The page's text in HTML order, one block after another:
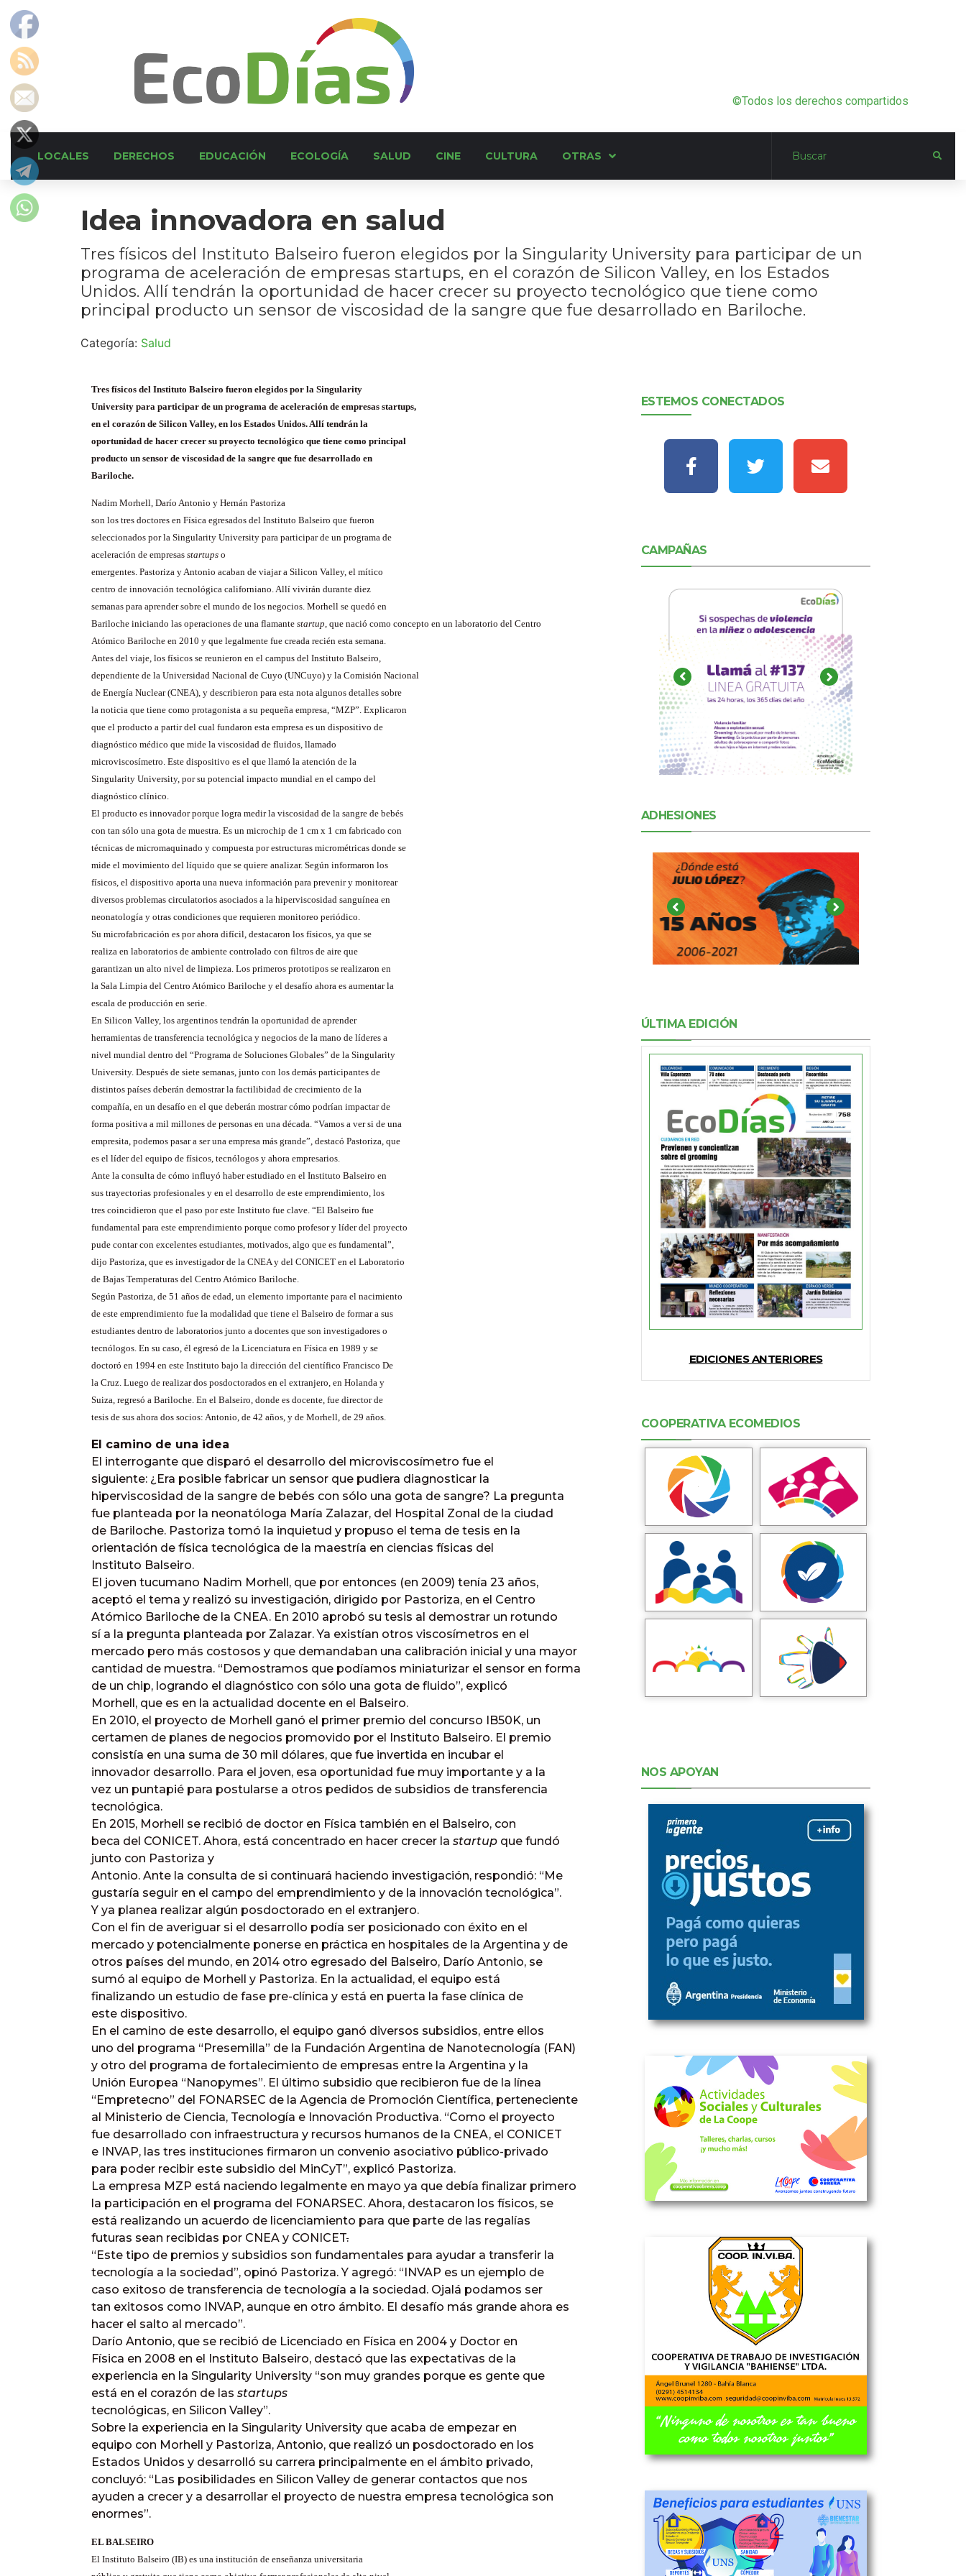
©Todos los derechos compartidos
LOCALES DERECHOS EDUCACIÓN ECOLOGÍA SALUD CINE CULTURA OTRAS
Idea innovadora en salud
Tres físicos del Instituto Balseiro fueron elegidos por la Singularity University para participar de un
programa de aceleración de empresas startups, en el corazón de Silicon Valley, en los Estados
Unidos. Allí tendrán la oportunidad de hacer crecer su proyecto tecnológico que tiene como
principal producto un sensor de viscosidad de la sangre que fue desarrollado en Bariloche.
Categoría: Salud
Tres físicos del Instituto Balseiro fueron elegidos por la Singularity
University para participar de un programa de aceleración de empresas startups,
en el corazón de Silicon Valley, en los Estados Unidos. Allí tendrán la
oportunidad de hacer crecer su proyecto tecnológico que tiene como principal
producto un sensor de viscosidad de la sangre que fue desarrollado en
Bariloche.
Nadim Morhell, Darío Antonio y Hernán Pastoriza
son los tres doctores en Física egresados del Instituto Balseiro que fueron
seleccionados por la Singularity University para participar de un programa de
aceleración de empresas startups o
emergentes. Pastoriza y Antonio acaban de viajar a Silicon Valley, el mítico
centro de innovación tecnológica californiano. Allí vivirán durante diez
semanas para aprender sobre el mundo de los negocios. Morhell se quedó en
Bariloche iniciando las operaciones de una flamante startup, que nació como concepto en un laboratorio del Centro
Atómico Bariloche en 2010 y que legalmente fue creada recién esta semana.
Antes del viaje, los físicos se reunieron en el campus del Instituto Balseiro,
dependiente de la Universidad Nacional de Cuyo (UNCuyo) y la Comisión Nacional
de Energía Nuclear (CNEA), y describieron para esta nota algunos detalles sobre
la noticia que tiene como protagonista a su pequeña empresa, “MZP”. Explicaron
que el producto a partir del cual fundaron esta empresa es un dispositivo de
diagnóstico médico que mide la viscosidad de fluidos, llamado
microviscosímetro. Este dispositivo es el que llamó la atención de la
Singularity University, por su potencial impacto mundial en el campo del
diagnóstico clínico.
El producto es innovador porque logra medir la viscosidad de la sangre de bebés
con tan sólo una gota de muestra. Es un microchip de 1 cm x 1 cm fabricado con
técnicas de micromaquinado y compuesta por estructuras micrométricas donde se
mide el movimiento del líquido que se quiere analizar. Según informaron los
físicos, el dispositivo aporta una nueva información para prevenir y monitorear
diversos problemas circulatorios asociados a la hiperviscosidad sanguínea en
neonatología y otras condiciones que requieren monitoreo periódico.
Su microfabricación es por ahora difícil, destacaron los físicos, ya que se
realiza en laboratorios de ambiente controlado con filtros de aire que
garantizan un alto nivel de limpieza. Los primeros prototipos se realizaron en
la Sala Limpia del Centro Atómico Bariloche y el desafío ahora es aumentar la
escala de producción en serie.
En Silicon Valley, los argentinos tendrán la oportunidad de aprender
herramientas de transferencia tecnológica y negocios de la mano de líderes a
nivel mundial dentro del “Programa de Soluciones Globales” de la Singularity
University. Después de siete semanas, junto con los demás participantes de
distintos países deberán demostrar la factilibidad de crecimiento de la
compañía, en un desafío en el que deberán mostrar cómo podrían impactar de
forma positiva a mil millones de personas en una década. “Vamos a ver si de una
empresita, podemos pasar a ser una empresa más grande”, destacó Pastoriza, que
es el líder del equipo de físicos, tecnólogos y ahora empresarios.
Ante la consulta de cómo influyó haber estudiado en el Instituto Balseiro en
sus trayectorias profesionales y en el desarrollo de este emprendimiento, los
tres coincidieron que el paso por este Instituto fue clave. “El Balseiro fue
fundamental para este emprendimiento porque como profesor y líder del proyecto
pude contar con excelentes estudiantes, motivados, algo que es fundamental”,
dijo Pastoriza, que es investigador de la CNEA y del CONICET en el Laboratorio
de Bajas Temperaturas del Centro Atómico Bariloche.
Según Pastoriza, de 51 años de edad, un elemento importante para el nacimiento
de este emprendimiento fue la modalidad que tiene el Balseiro de formar a sus
estudiantes dentro de laboratorios junto a docentes que son investigadores o
tecnólogos. En su caso, él egresó de la Licenciatura en Física en 1989 y se
doctoró en 1994 en este Instituto bajo la dirección del científico Francisco De
la Cruz. Luego de realizar dos posdoctorados en el extranjero, en Holanda y
Suiza, regresó a Bariloche. En el Balseiro, donde es docente, fue director de
tesis de sus ahora dos socios: Antonio, de 42 años, y de Morhell, de 29 años.
El camino de una idea
El interrogante que disparó el desarrollo del microviscosímetro fue el
siguiente: ¿Era posible fabricar un sensor que pudiera diagnosticar la
hiperviscosidad de la sangre de bebés con sólo una gota de sangre? La pregunta
fue planteada por la neonatóloga María Zalazar, del Hospital Zonal de la ciudad
de Bariloche. Pastoriza tomó la inquietud y propuso el tema de tesis en la
orientación de física tecnológica de la maestría en ciencias físicas del
Instituto Balseiro.
El joven tucumano Nadim Morhell, que por entonces (en 2009) tenía 23 años,
aceptó el tema y realizó su investigación, dirigido por Pastoriza, en el Centro
Atómico Bariloche de la CNEA. En 2010 aprobó su tesis al demostrar un rotundo
sí a la pregunta planteada por Zalazar. Ya existían otros viscosímetros en el
mercado pero más costosos y que demandaban una calibración inicial y una mayor
cantidad de muestra. “Demostramos que podíamos miniaturizar el sensor en forma
de un chip, logrando el diagnóstico con sólo una gota de fluido”, explicó
Morhell, que es en la actualidad docente en el Balseiro.
En 2010, el proyecto de Morhell ganó el primer premio del concurso IB50K, un
certamen de planes de negocios promovido por el Instituto Balseiro. El premio
consistía en una suma de 30 mil dólares, que fue invertida en incubar el
innovador desarrollo. Para el joven, esa oportunidad fue muy importante y a la
vez un puntapié para postularse a otros pedidos de subsidios de transferencia
tecnológica.
En 2015, Morhell se recibió de doctor en Física también en el Balseiro, con
beca del CONICET. Ahora, está concentrado en hacer crecer la startup que fundó
junto con Pastoriza y
Antonio. Ante la consulta de si continuará haciendo investigación, respondió: “Me
gustaría seguir en el campo del emprendimiento y de la innovación tecnológica”.
Y ya planea realizar algún posdoctorado en el extranjero.
Con el fin de averiguar si el desarrollo podía ser posicionado con éxito en el
mercado y potencialmente ponerse en práctica en hospitales de la Argentina y de
otros países del mundo, en 2014 otro egresado del Balseiro, Darío Antonio, se
sumó al equipo de Morhell y Pastoriza. En la actualidad, el equipo está
finalizando un estudio de fase pre-clínica y está en puerta la fase clínica de
este dispositivo.
En el camino de este desarrollo, el equipo ganó diversos subsidios, entre ellos
uno del programa “Presemilla” de la Fundación Argentina de Nanotecnología (FAN)
y otro del programa de fortalecimiento de empresas entre la Argentina y la
Unión Europea “Nanopymes”. El último subsidio que recibieron fue de la línea
“Empretecno” del FONARSEC de la Agencia de Promoción Científica, perteneciente
al Ministerio de Ciencia, Tecnología e Innovación Productiva. “Como el proyecto
fue desarrollado con infraestructura y recursos humanos de la CNEA, el CONICET
e INVAP, las tres instituciones firmaron un convenio asociativo público-privado
para poder recibir este subsidio del MinCyT”, explicó Pastoriza.
La empresa MZP está naciendo legalmente en mayo ya que debía finalizar primero
la participación en el programa del FONARSEC. Ahora, destacaron los físicos, se
está realizando un acuerdo de licenciamiento para que parte de las regalías
futuras sean recibidas por CNEA y CONICET.
“Este tipo de premios y subsidios son fundamentales para ayudar a transferir la
tecnología a la sociedad”, opinó Pastoriza. Y agregó: “INVAP es un ejemplo de
caso exitoso de transferencia de tecnología a la sociedad. Ojalá podamos ser
tan exitosos como INVAP, aunque en otro ámbito. El desafío más grande ahora es
hacer el salto al mercado”.
Darío Antonio, que se recibió de Licenciado en Física en 2004 y Doctor en
Física en 2008 en el Instituto Balseiro, destacó que las expectativas de la
experiencia en la Singularity University “son muy grandes porque es gente que
está en el corazón de las startups
tecnológicas, en Silicon Valley”.
Sobre la experiencia en la Singularity University que acaba de empezar en
equipo con Morhell y Pastoriza, Antonio, que realizó un posdoctorado en los
Estados Unidos y desarrolló su carrera principalmente en el ámbito privado,
concluyó: “Las posibilidades en Silicon Valley de generar contactos que nos
ayuden a crecer y a desarrollar el proyecto de nuestra empresa tecnológica son
enormes”.
EL BALSEIRO
El Instituto Balseiro (IB) es una institución de enseñanza universitaria
ESTEMOS CONECTADOS
CAMPAÑAS
ADHESIONES
ÚLTIMA EDICIÓN
EDICIONES ANTERIORES
COOPERATIVA ECOMEDIOS
NOS APOYAN